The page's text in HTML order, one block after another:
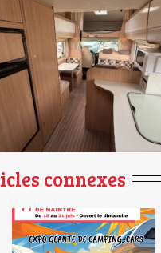
connexes